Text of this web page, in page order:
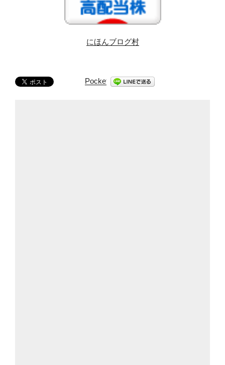
にほんブログ村
Pocket